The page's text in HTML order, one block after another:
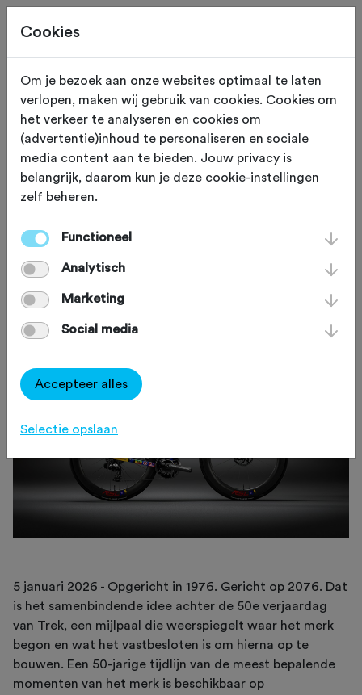
ADVERTORIAL Gewijzigd op 6 juli 2026
Trek is jarig!
Trek lanceert 50ste verjaardag met
beperkte collectie die het verleden en
het doel voor de komende 50 jaar eert
5 januari 2026 - Opgericht in 1976. Gericht op 2076. Dat
is het samenbindende idee achter de 50e verjaardag
van Trek, een mijlpaal die weerspiegelt waar het merk
begon en wat het vastbesloten is om hierna op te
bouwen. Een 50-jarige tijdlijn van de meest bepalende
momenten van het merk is beschikbaar op
Cookies
Om je bezoek aan onze websites optimaal te laten
verlopen, maken wij gebruik van cookies. Cookies om
het verkeer te analyseren en cookies om
(advertentie)inhoud te personaliseren en sociale
media content aan te bieden. Jouw privacy is
belangrijk, daarom kun je deze cookie-instellingen
zelf beheren.
Functioneel
Analytisch
Marketing
Social media
Accepteer alles
Selectie opslaan